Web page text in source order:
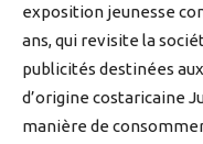
exposition jeunesse
ans, qui revisite la
publicités destinées
d’origine costaricaine
manière de